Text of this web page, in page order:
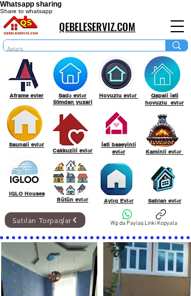
Whatsapp sharing
Share to whatsapp
QEBELESERVIZ.COM
Aframe evler
Saunali evlər
IGLO Houses
Sadə evlər
50mdan yuxari
Cakkuzili evlər
Bütün evlər
Hovuzlu evlər
İsti baseyinli
evlər
Aylıq Evlər
Qapali isti
hovuzlu evlər
Kaminli evlər
Satılan evlər
Wp da PaylaşLinki Kopyala
Satılan Torpaqlar